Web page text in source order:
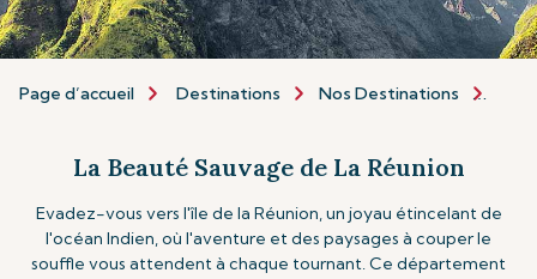
Page d’accueil Destinations Nos Destinations
La Beauté Sauvage de La Réunion
Evadez-vous vers l'île de la Réunion, un joyau étincelant de
l'océan Indien, où l'aventure et des paysages à couper le
souffle vous attendent à chaque tournant. Ce département